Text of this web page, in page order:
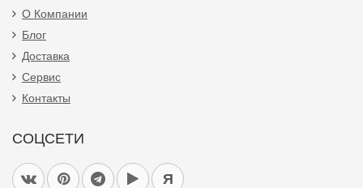
О Компании
Блог
Доставка
Сервис
Контакты
СОЦСЕТИ
Я